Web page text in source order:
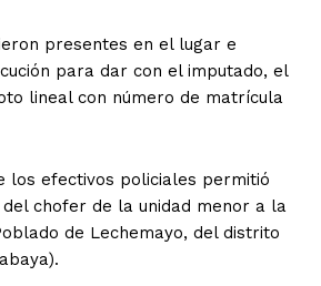
presentes en el lugar e
para dar con el imputado, el
lineal con número de matrícula
los efectivos policiales permitió
chofer de la unidad menor a la
de Lechemayo, del distrito